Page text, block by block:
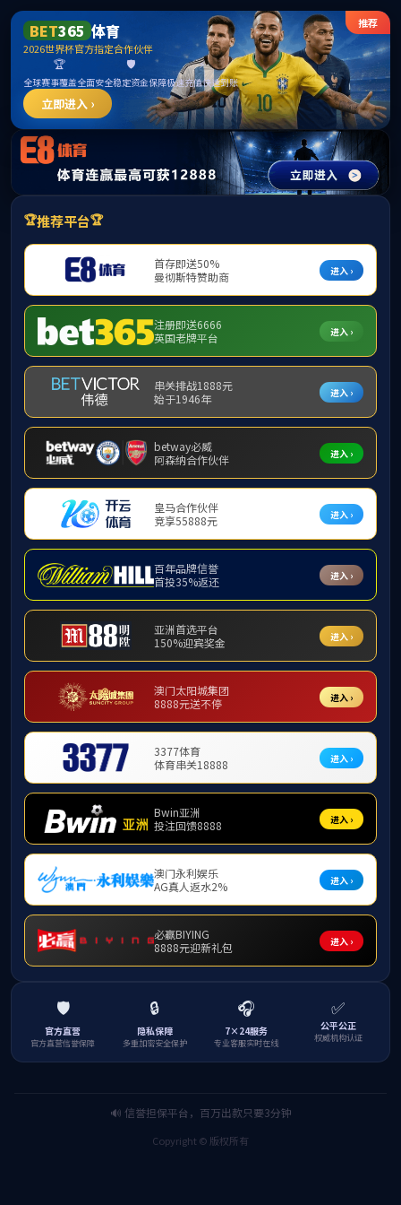
zoty中欧体育全站·(中国)有限公司-Official
website
首页 学院概况 师资队伍 学科建设
雨课堂学生在线学习操作手册
发布时